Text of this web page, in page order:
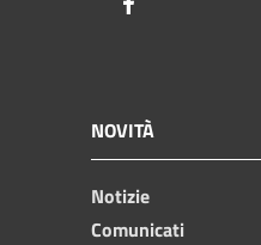
NOVITÀ
Notizie
Comunicati